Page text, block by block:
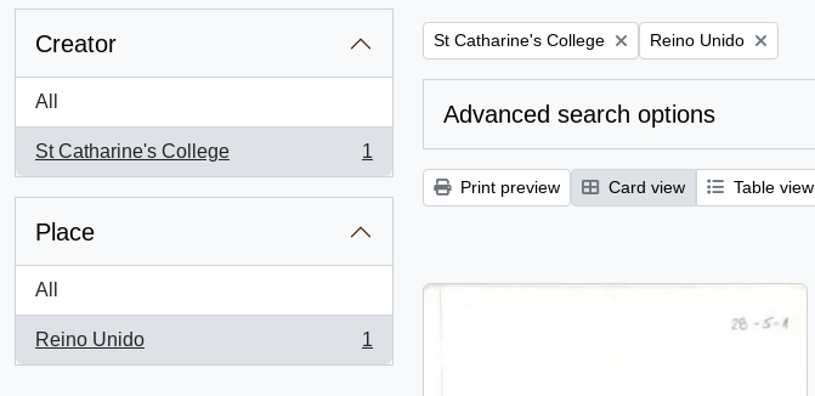
Creator
All
St Catharine's College
, 1 results
1
Place
All
Reino Unido
, 1 results
1
Remove filter:
St Catharine's College Remove filter:
Reino Unido
Advanced search options
Print preview Card view Table view